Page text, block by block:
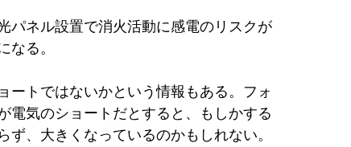
ネル設置で消火活動に感電のリスクが
る。
トではないかという情報もある。フォ
電気のショートだとすると、もしかする
、大きくなっているのかもしれない。